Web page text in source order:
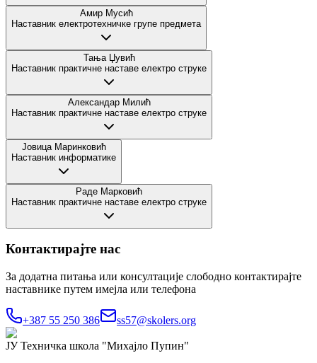
Амир Мусић
Наставник електротехничке групе предмета
Тања Џувић
Наставник практичне наставе електро струке
Александар Милић
Наставник практичне наставе електро струке
Јовица Маринковић
Наставник информатике
Раде Марковић
Наставник практичне наставе електро струке
Контактирајте нас
За додатна питања или консултације слободно контактирајте
наставнике путем имејла или телефона
+387 55 250 386 ss57@skolers.org
ЈУ Техничка школа "Михајло Пупин"